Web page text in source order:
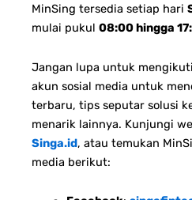
MinSing tersedia setiap hari
mulai pukul 08:00 hingga
Jangan lupa untuk
akun sosial media untuk
terbaru, tips seputar solusi
menarik lainnya. Kunjungi
Singa.id, atau temukan
media berikut: